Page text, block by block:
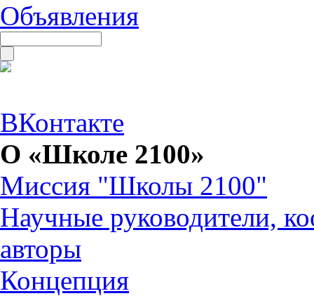
Объявления
ВКонтакте
О «Школе 2100»
Миссия "Школы 2100"
Научные руководители,
авторы
Концепция